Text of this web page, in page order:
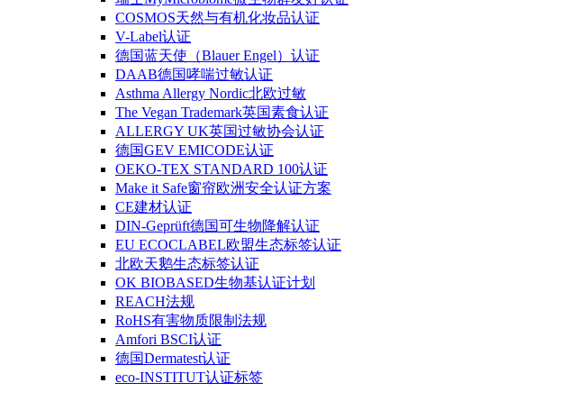
COSMOS天然与有机化妆品认证
V-Label认证
德国蓝天使（Blauer Engel）认证
DAAB德国哮喘过敏认证
Asthma Allergy Nordic北欧过敏
The Vegan Trademark英国素食认证
ALLERGY UK英国过敏协会认证
德国GEV EMICODE认证
OEKO-TEX STANDARD 100认证
Make it Safe窗帘欧洲安全认证方案
CE建材认证
DIN-Geprüft德国可生物降解认证
EU ECOCLABEL欧盟生态标签认证
北欧天鹅生态标签认证
OK BIOBASED生物基认证计划
REACH法规
RoHS有害物质限制法规
Amfori BSCI认证
德国Dermatest认证
eco-INSTITUT认证标签